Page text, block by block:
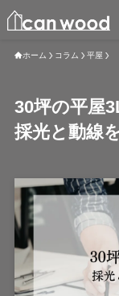
ホーム コラム 平屋
30坪の平屋
採光と動線